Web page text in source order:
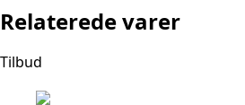
Relaterede varer
Tilbud